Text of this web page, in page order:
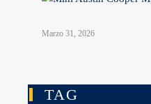
Marzo 31, 2026
TAG